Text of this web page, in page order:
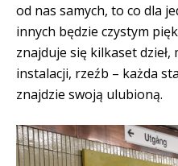
od nas samych, to co dla
innych będzie czystym
znajduje się kilkaset
instalacji, rzeźb – każda
znajdzie swoją ulubioną.